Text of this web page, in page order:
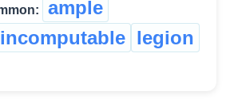
ample
incomputable legion